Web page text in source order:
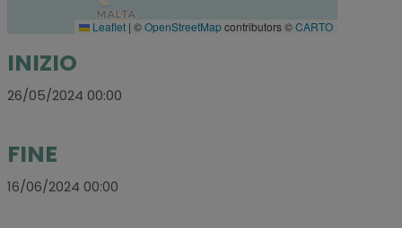
Leaflet | ©OpenStreetMapcontributors ©CARTO
INIZIO
26/05/2024 00:00
FINE
16/06/2024 00:00